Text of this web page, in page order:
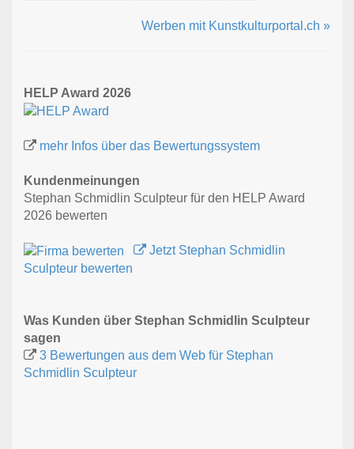
Werben mit Kunstkulturportal.ch »
HELP Award 2026
mehr Infos über das Bewertungssystem
Kundenmeinungen
Stephan Schmidlin Sculpteur für den HELP Award
2026 bewerten
Jetzt Stephan Schmidlin
Sculpteur bewerten
Was Kunden über Stephan Schmidlin Sculpteur
sagen
3 Bewertungen aus dem Web für Stephan
Schmidlin Sculpteur